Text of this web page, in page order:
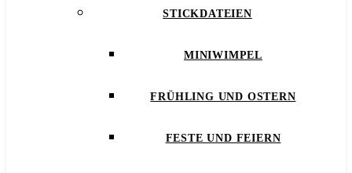
STICKDATEIEN
MINIWIMPEL
FRÜHLING UND OSTERN
FESTE UND FEIERN